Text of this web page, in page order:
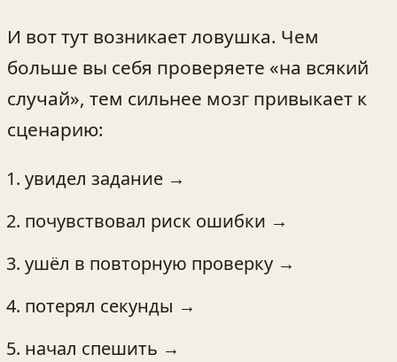
И вот тут возникает ловушка. Чем
больше вы себя проверяете «на всякий
случай», тем сильнее мозг привыкает к
сценарию:
увидел задание →
почувствовал риск ошибки →
ушёл в повторную проверку →
потерял секунды →
начал спешить →